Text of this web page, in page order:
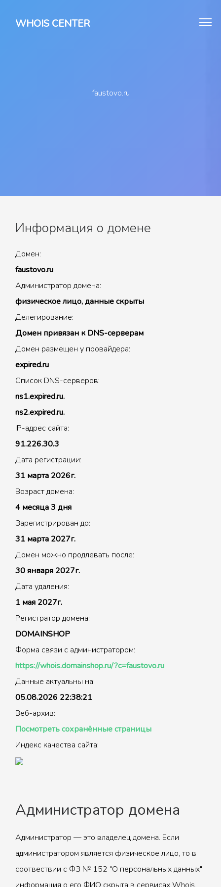
WHOIS CENTER
faustovo.ru
Информация о домене
Домен:
faustovo.ru
Администратор домена:
физическое лицо, данные скрыты
Делегирование:
Домен привязан к DNS-серверам
Домен размещен у провайдера:
expired.ru
Список DNS-серверов:
ns1.expired.ru.
ns2.expired.ru.
IP-адрес сайта:
91.226.30.3
Дата регистрации:
31 марта 2026г.
Возраст домена:
4 месяца 3 дня
Зарегистрирован до:
31 марта 2027г.
Домен можно продлевать после:
30 января 2027г.
Дата удаления:
1 мая 2027г.
Регистратор домена:
DOMAINSHOP
Форма связи с администратором:
https://whois.domainshop.ru/?c=faustovo.ru
Данные актуальны на:
05.08.2026 22:38:21
Веб-архив:
Посмотреть сохранённые страницы
Индекс качества сайта:
Администратор домена
Администратор — это владелец домена. Если
администратором является физическое лицо, то в
соотвествии с ФЗ № 152 "О персональных данных"